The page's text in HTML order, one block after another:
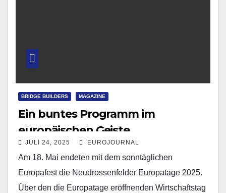
BRIDGE BUILDERS MAGAZINE
Ein buntes Programm im
europäischen Geiste
JULI 24, 2025 EUROJOURNAL
Am 18. Mai endeten mit dem sonntäglichen
Europafest die Neudrossenfelder Europatage 2025.
Über den die Europatage eröffnenden Wirtschaftstag